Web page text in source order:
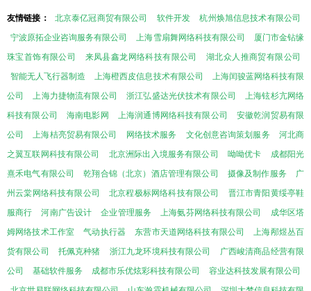
友情链接： 北京泰亿冠商贸有限公司 软件开发
杭州焕旭信息技术有限公司
宁波原拓企业咨询服务有限公司
上海雪扇舞网络科技有限公司
厦门市金钻缘
珠宝首饰有限公司
来凤县鑫龙网络科技有限公司
湖北众人推商贸有限公司
智能无人飞行器制造
上海橙西皮信息技术有限公司
上海闰骏蓝网络科技有限
公司
上海力捷物流有限公司 浙江弘盛达光伏技术有限公司
上海铉杉亢网络
科技有限公司
海南电影网 上海润通博网络科技有限公司
安徽乾润贸易有限
公司
上海桔亮贸易有限公司 网络技术服务 文化创意咨询策划服务
河北商
之翼互联网科技有限公司
北京洲际出入境服务有限公司 呦呦优卡
成都阳光
熹禾电气有限公司
乾翔合锦（北京）酒店管理有限公司 摄像及制作服务
广
州云棠网络科技有限公司
北京程极标网络科技有限公司
晋江市青阳黄绥亭鞋
服商行
河南广告设计 企业管理服务 上海氨芬网络科技有限公司
成华区塔
姆网络技术工作室
气动执行器 东营市天道网络科技有限公司
上海邴煜丛百
货有限公司
托佩克种猪 浙江九龙环境科技有限公司
广西峻清商品经营有限
公司
基础软件服务 成都市乐优炫彩科技有限公司
容业达科技发展有限公司